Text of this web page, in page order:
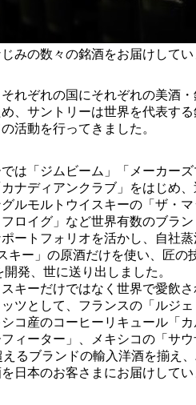
みの数々の銘酒をお届けしてい
れぞれの国にそれぞれの美酒
、サントリーは世界を代表す
活動を行ってきました。
は「ジムビーム」「メーカー
ナディアンクラブ」をはじめ
ルモルトウイスキーの「ザ・
ロイグ」など世界有数のブラ
ートフォリオを活かし、自社
キー」の原酒だけを使い、匠の
開発、世に送り出しました。
キーだけではなく世界で愛飲
ツとして、フランスの「ルジ
コ産のコーヒーリキュール「
ィーター」、メキシコの「サ
るブランドの輸入洋酒を揃え
日本のお客さまにお届けしてい